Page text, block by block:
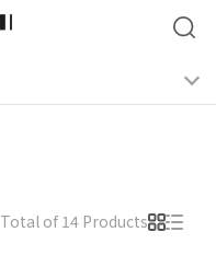
Total of 14 Products